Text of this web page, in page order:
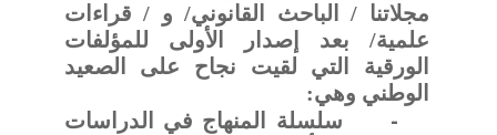
مجلاتنا / الباحث القانوني/ و / قراءات
علمية/ بعد إصدار الأولى للمؤلفات
الورقية التي لقيت نجاح على الصعيد
الوطني وهي:
-
سلسلة المنهاج في الدراسات